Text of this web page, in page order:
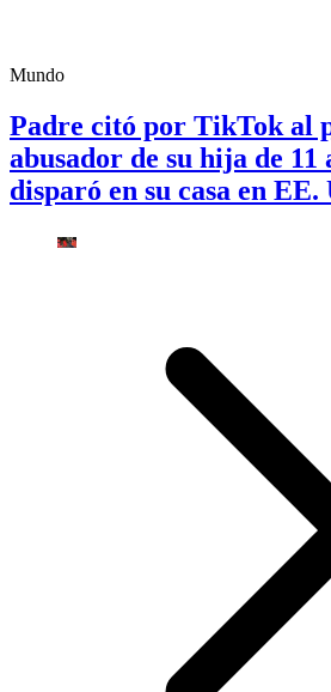
Mundo
Padre citó por TikTok al
abusador de su hija de 11
disparó en su casa en EE.